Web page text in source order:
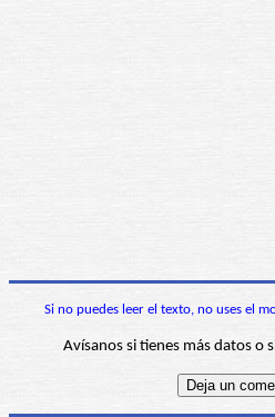
Si no puedes leer el texto, no uses el
Avísanos si tienes más datos o